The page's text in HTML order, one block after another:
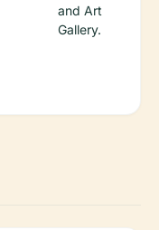
and Art
Gallery.